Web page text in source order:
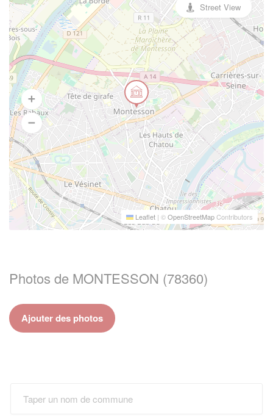
Leaflet | ©OpenStreetMapContributors
Street View
Photos de MONTESSON (78360)
Ajouter des photos